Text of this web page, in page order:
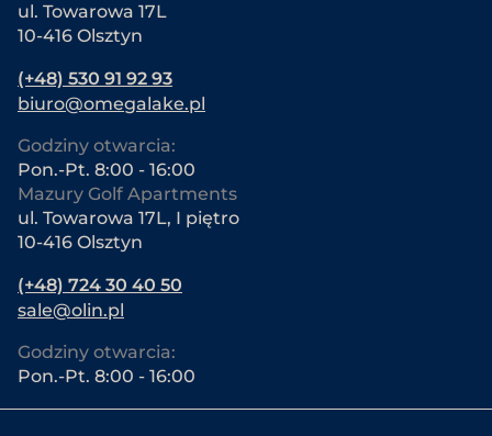
ul. Towarowa 17L
10-416 Olsztyn
(+48) 530 91 92 93
biuro@omegalake.pl
Godziny otwarcia:
Pon.-Pt. 8:00 - 16:00
Mazury Golf Apartments
ul. Towarowa 17L, I piętro
10-416 Olsztyn
(+48) 724 30 40 50
sale@olin.pl
Godziny otwarcia:
Pon.-Pt. 8:00 - 16:00